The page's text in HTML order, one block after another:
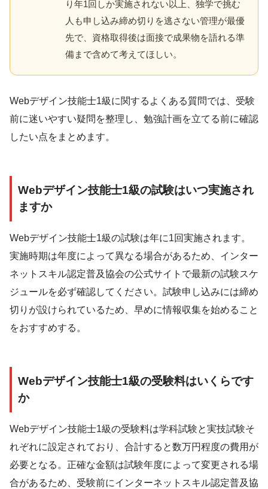
り年1回しか実施されない以上、独学で挑む
人も申し込み締め切りを逃さない管理が最優
先で、資格取得後は面接で成果物を語れる準
備まで含めて考えてほしい。
Webデザイン技能士1級に関するよくある質問では、受験
前に迷いやすい疑問を整理し、勉強計画を立てる前に確認
したい点をまとめます。
Webデザイン技能士1級の試験はいつ実施され
ますか
Webデザイン技能士1級の試験は年に1回実施されます。
実施時期は年度によって異なる場合があるため、インター
ネットスキル認定普及協会の公式サイトで最新の試験スケ
ジュールを必ず確認してください。試験申し込みには締め
切りが設けられているため、早めに情報収集を始めること
をおすすめする。
Webデザイン技能士1級の受験料はいくらです
か
Webデザイン技能士1級の受験料は学科試験と実技試験そ
れぞれに設定されており、合計すると数万円程度の費用が
必要となる。正確な金額は試験年度によって変更される場
合があるため、受験前にインターネットスキル認定普及協